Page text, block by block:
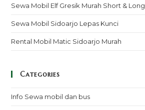
Sewa Mobil Elf Gresik Murah Short & Long
Sewa Mobil Sidoarjo Lepas Kunci
Rental Mobil Matic Sidoarjo Murah
Categories
Info Sewa mobil dan bus